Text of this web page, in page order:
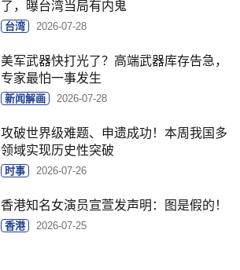
了，曝台湾当局有内鬼
台湾 2026-07-28
美军武器快打光了？高端武器库存告急，
专家最怕一事发生
新闻解画 2026-07-28
攻破世界级难题、申遗成功！本周我国多
领域实现历史性突破
时事 2026-07-26
香港知名女演员宣萱发声明：图是假的！
香港 2026-07-25